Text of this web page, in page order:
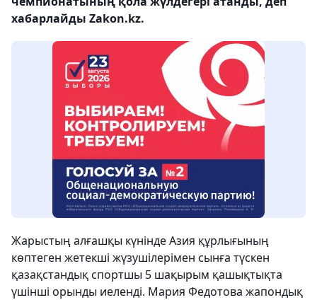
хабарлайды Zakon.kz.
Жарыстың алғашқы күнінде Азия құрлығының
көптеген жетекші жүзушілерімен сынға түскен
қазақстандық спортшы 5 шақырым қашықтықта
үшінші орынды иеленді. Мария Федотова жапондық